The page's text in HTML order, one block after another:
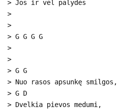
> Jos ir vėl palydės
>
>
> G G G G
>
>
> G G
> Nuo rasos apsunkę smilgos,
> G D
> Dvelkia pievos medumi,